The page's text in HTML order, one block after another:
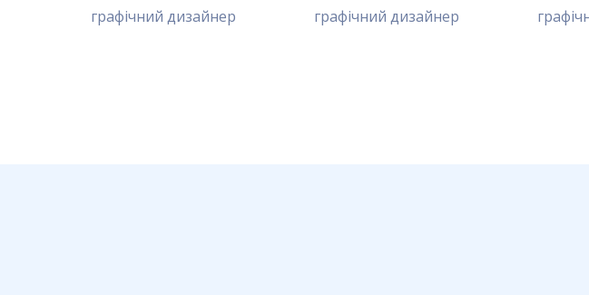
графічний дизайнер графічний дизайнер